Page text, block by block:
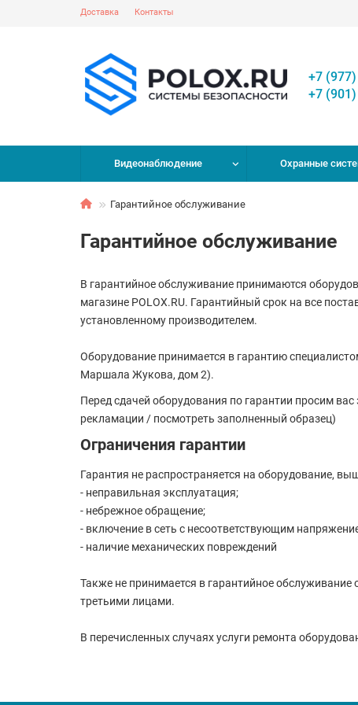
Доставка Контакты
+7
+7
Видеонаблюдение Охранные
Гарантийное обслуживание
Гарантийное обслуживание
В гарантийное обслуживание принимаются
магазине POLOX.RU. Гарантийный срок на все
установленному производителем.
Оборудование принимается в гарантию
Маршала Жукова, дом 2).
Перед сдачей оборудования по гарантии просим
рекламации / посмотреть заполненный образец)
Ограничения гарантии
Гарантия не распространяется на оборудование,
- неправильная эксплуатация;
- небрежное обращение;
- включение в сеть с несоответствующим
- наличие механических повреждений
Также не принимается в гарантийное
третьими лицами.
В перечисленных случаях услуги ремонта